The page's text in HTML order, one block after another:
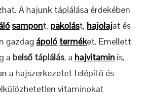
A hajunk táplálása érdekében
sampont, pakolást, hajolajat és
gazdag ápoló terméket. Emellett
a belső táplálás, a hajvitamin is,
a hajszerkezetet felépítő és
vitaminokat